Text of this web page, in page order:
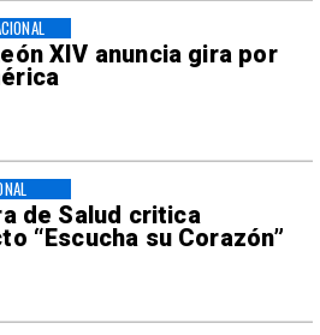
XIV anuncia gira por
de Salud critica
“Escucha su Corazón”